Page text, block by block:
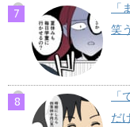
笑
だ